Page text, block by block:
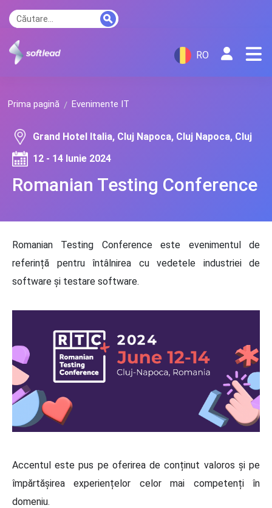
RO
Prima pagină Evenimente IT
Romanian Testing Conference
Grand Hotel Italia, Cluj Napoca, Cluj Napoca, Cluj
12 - 14 Iunie 2024
Romanian Testing Conference este evenimentul de
referință pentru întâlnirea cu vedetele industriei de
software și testare software.
Accentul este pus pe oferirea de conținut valoros și pe
împărtășirea experiențelor celor mai competenți în
domeniu.